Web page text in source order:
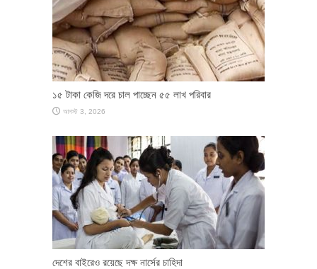
১৫ টাকা কেজি দরে চাল পাচ্ছেন ৫৫ লাখ পরিবার
আগস্ট 3, 2026
দেশের বাইরেও রয়েছে দক্ষ নার্সের চাহিদা